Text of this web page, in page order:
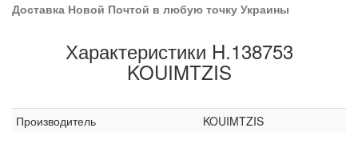
Доставка Новой Почтой в любую точку Украины
Характеристики H.138753
KOUIMTZIS
Производитель KOUIMTZIS